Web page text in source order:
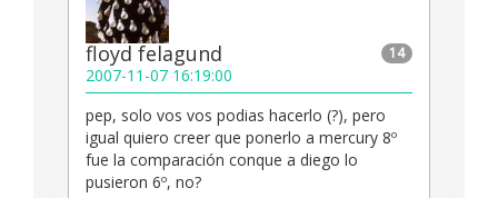
14
floyd felagund
2007-11-07 16:19:00
pep, solo vos vos podias hacerlo (?), pero
igual quiero creer que ponerlo a mercury 8º
fue la comparación conque a diego lo
pusieron 6º, no?